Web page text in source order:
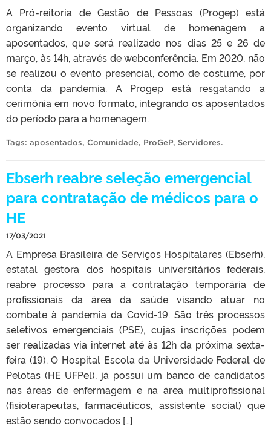
A Pró-reitoria de Gestão de Pessoas (Progep) está
organizando evento virtual de homenagem a
aposentados, que será realizado nos dias 25 e 26 de
março, às 14h, através de webconferência. Em 2020, não
se realizou o evento presencial, como de costume, por
conta da pandemia. A Progep está resgatando a
cerimônia em novo formato, integrando os aposentados
do período para a homenagem.
Tags: aposentados, Comunidade, ProGeP, Servidores.
Ebserh reabre seleção emergencial
para contratação de médicos para o
HE
17/03/2021
A Empresa Brasileira de Serviços Hospitalares (Ebserh),
estatal gestora dos hospitais universitários federais,
reabre processo para a contratação temporária de
profissionais da área da saúde visando atuar no
combate à pandemia da Covid-19. São três processos
seletivos emergenciais (PSE), cujas inscrições podem
ser realizadas via internet até às 12h da próxima sexta-
feira (19). O Hospital Escola da Universidade Federal de
Pelotas (HE UFPel), já possui um banco de candidatos
nas áreas de enfermagem e na área multiprofissional
(fisioterapeutas, farmacêuticos, assistente social) que
estão sendo convocados […]